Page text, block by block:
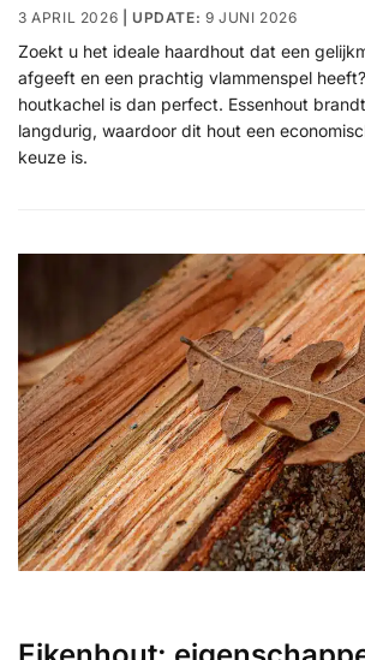
3 APRIL 2026 9 JUNI 2026
Zoekt u het ideale haardhout dat een
afgeeft en een prachtig vlammenspel
houtkachel is dan perfect. Essenhout
langdurig, waardoor dit hout een
keuze is.